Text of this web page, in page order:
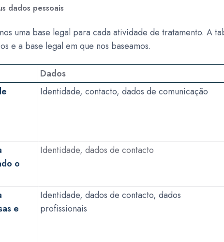
dados pessoais
uma base legal para cada atividade de tratamento. A
e a base legal em que nos baseamos.
Dados
Identidade, contacto, dados de comunicação
o
Identidade, dados de contacto
e
Identidade, dados de contacto, dados
profissionais